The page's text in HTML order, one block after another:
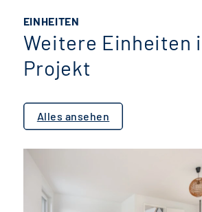
EINHEITEN
Weitere Einheiten
Projekt
Alles ansehen